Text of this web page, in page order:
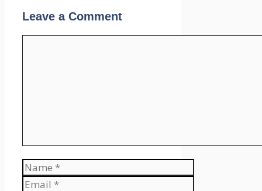
Leave a Comment
Name
Email